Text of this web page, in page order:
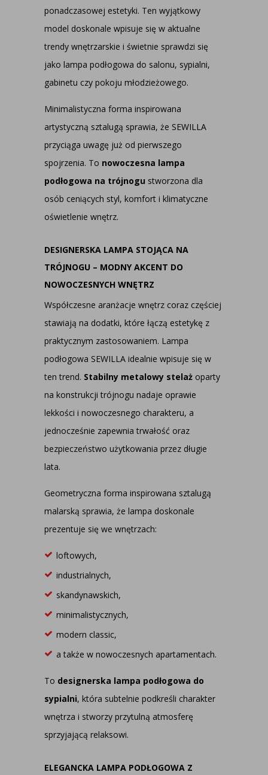
ponadczasowej estetyki. Ten wyjątkowy
model doskonale wpisuje się w aktualne
trendy wnętrzarskie i świetnie sprawdzi się
jako lampa podłogowa do salonu, sypialni,
gabinetu czy pokoju młodzieżowego.
Minimalistyczna forma inspirowana
artystyczną sztalugą sprawia, że SEWILLA
przyciąga uwagę już od pierwszego
spojrzenia. To nowoczesna lampa
podłogowa na trójnogu stworzona dla
osób ceniących styl, komfort i klimatyczne
oświetlenie wnętrz.
DESIGNERSKA LAMPA STOJĄCA NA
TRÓJNOGU – MODNY AKCENT DO
NOWOCZESNYCH WNĘTRZ
Współczesne aranżacje wnętrz coraz częściej
stawiają na dodatki, które łączą estetykę z
praktycznym zastosowaniem. Lampa
podłogowa SEWILLA idealnie wpisuje się w
ten trend. Stabilny metalowy stelaż oparty
na konstrukcji trójnogu nadaje oprawie
lekkości i nowoczesnego charakteru, a
jednocześnie zapewnia trwałość oraz
bezpieczeństwo użytkowania przez długie
lata.
Geometryczna forma inspirowana sztalugą
malarską sprawia, że lampa doskonale
prezentuje się we wnętrzach:
loftowych,
industrialnych,
skandynawskich,
minimalistycznych,
modern classic,
a także w nowoczesnych apartamentach.
To designerska lampa podłogowa do
sypialni, która subtelnie podkreśli charakter
wnętrza i stworzy przytulną atmosferę
sprzyjającą relaksowi.
ELEGANCKA LAMPA PODŁOGOWA Z